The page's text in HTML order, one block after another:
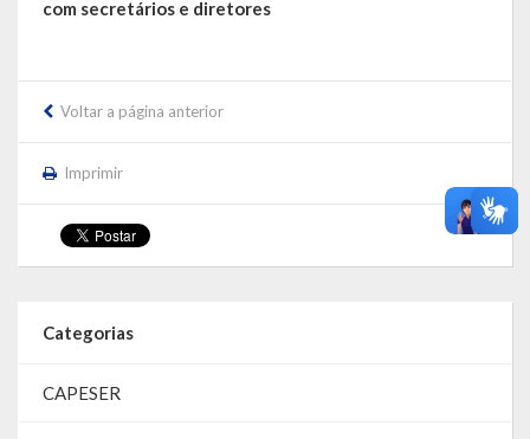
com secretários e diretores
Voltar a página anterior
Imprimir
Categorias
CAPESER